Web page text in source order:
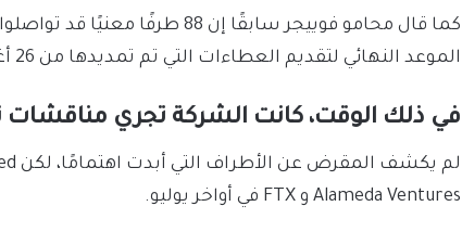
كما قال محامو فوييجر سابقًا إن
الموعد النهائي لتقديم العطاءات التي تم تمديدها من 26 أغسطس إلى 6 سبتمبر.
في ذلك الوقت، كانت الشركة تجري مناقشات نشطة
Alameda Ventures و FTX في أواخر يوليو.